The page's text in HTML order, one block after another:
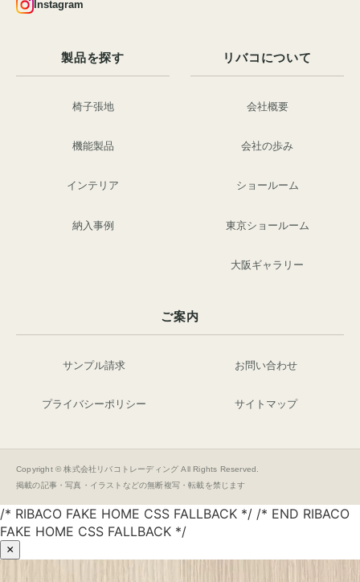
Instagram
製品を探す
椅子張地
機能製品
インテリア
納入事例
リバコについて
会社概要
会社の歩み
ショールーム
東京ショールーム
大阪ギャラリー
ご案内
サンプル請求 お問い合わせ
プライバシーポリシー サイトマップ
Copyright © 株式会社リバコトレーディング All Rights Reserved.
掲載の記事・写真・イラストなどの無断複写・転載を禁じます
/* RIBACO FAKE HOME CSS FALLBACK */ /* END RIBACO
FAKE HOME CSS FALLBACK */
×